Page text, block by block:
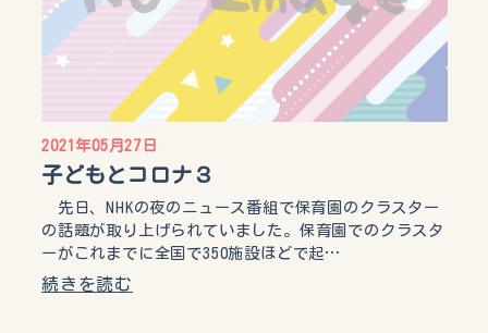
2021年05月27日
子どもとコロナ３
先日、NHKの夜のニュース番組で保育園のクラスター
の話題が取り上げられていました。保育園でのクラスタ
ーがこれまでに全国で350施設ほどで起…
続きを読む